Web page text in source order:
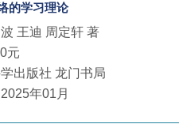
的学习理论
王迪 周定轩 著
元
出版社 龙门书局
年01月